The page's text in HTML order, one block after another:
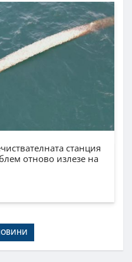
станция
отново излезе на